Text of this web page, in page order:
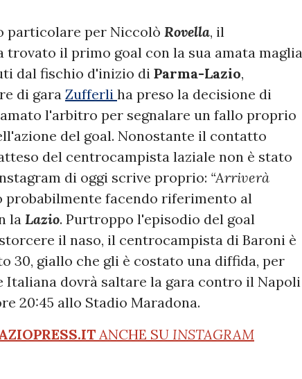
particolare per Niccolò Rovella, il
trovato il primo goal con la sua amata maglia
dal fischio d'inizio di Parma-Lazio,
di gara Zufferli ha preso la decisione di
l'arbitro per segnalare un fallo proprio
del goal. Nonostante il contatto
del centrocampista laziale non è stato
di oggi scrive proprio: “Arriverà
probabilmente facendo riferimento al
la Lazio. Purtroppo l'episodio del goal
il naso, il centrocampista di Baroni è
30, giallo che gli è costato una diffida, per
dovrà saltare la gara contro il Napoli
20:45 allo Stadio Maradona.
ANCHE SU INSTAGRAM